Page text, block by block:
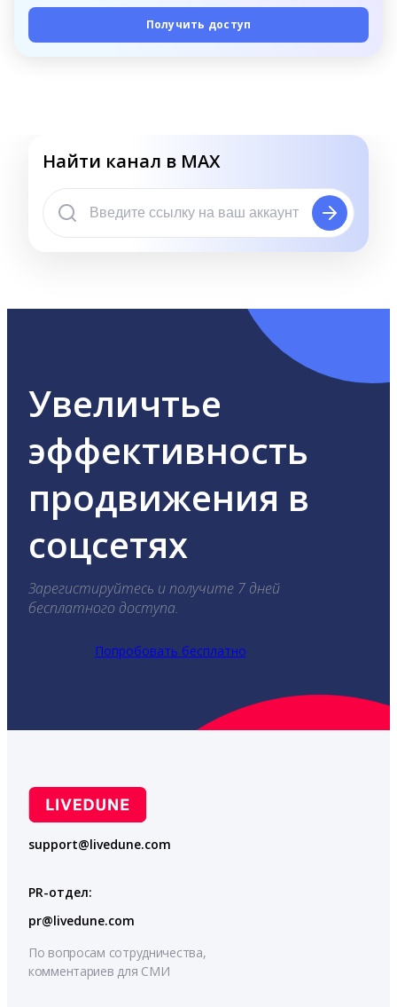
Получить доступ
Найти канал в MAX
Увеличтье
эффективность
продвижения в
соцсетях
Зарегистируйтесь и получите 7 дней
бесплатного доступа.
Попробовать бесплатно
support@livedune.com
PR-отдел:
pr@livedune.com
По вопросам сотрудничества,
комментариев для СМИ